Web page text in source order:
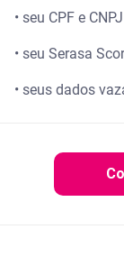
• seu CPF e
• seu Serasa
• seus dados